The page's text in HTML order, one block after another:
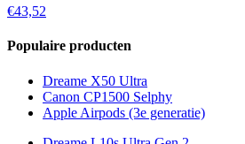
€43,52
Populaire producten
Dreame X50 Ultra
Canon CP1500 Selphy
Apple Airpods (3e generatie)